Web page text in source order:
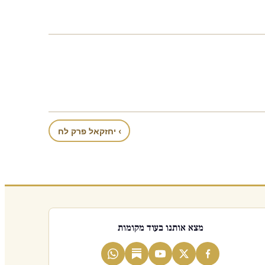
› יחזקאל פרק לח
מצא אותנו בעוד מקומות